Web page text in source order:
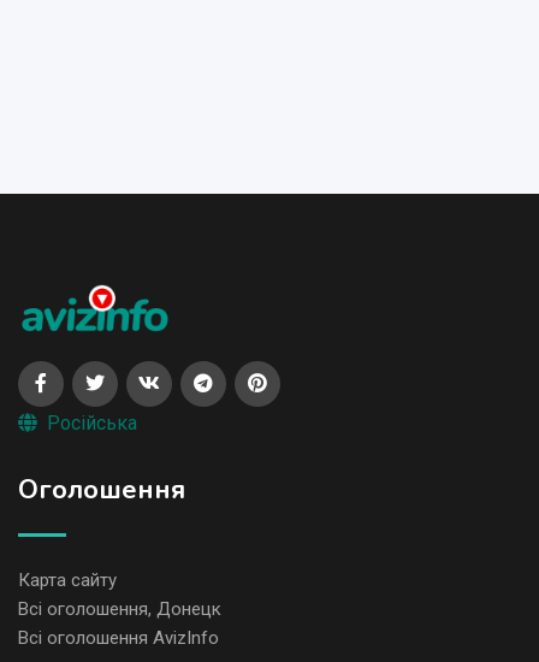
Російська
Оголошення
Карта сайту
Всі оголошення, Донецк
Всі оголошення AvizInfo